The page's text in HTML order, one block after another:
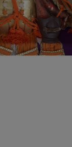
japonais de
de debout
8 (en 1933) de
TERAI